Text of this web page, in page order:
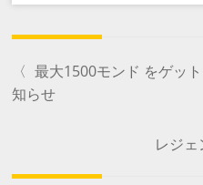
〈 最大1500モンド をゲッ
知らせ
レジ